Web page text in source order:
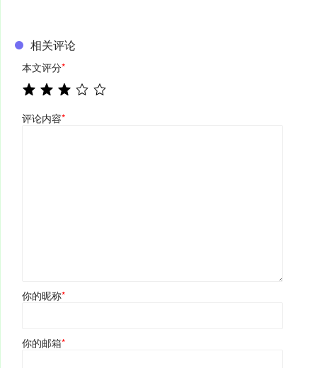
相关评论
本文评分*
评论内容*
你的昵称*
你的邮箱*